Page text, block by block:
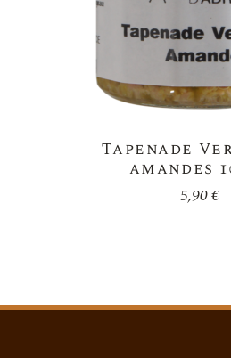
Tapenade
amandes
5,90€